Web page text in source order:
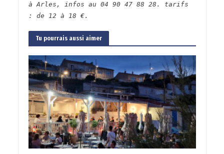
à Arles, infos au 04 90 47 88 28. tarifs
: de 12 à 18 €.
Tu pourrais aussi aimer